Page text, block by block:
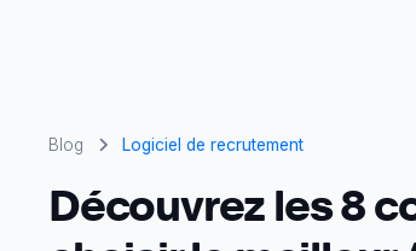
Blog Logiciel de recrutement
Découvrez les 8